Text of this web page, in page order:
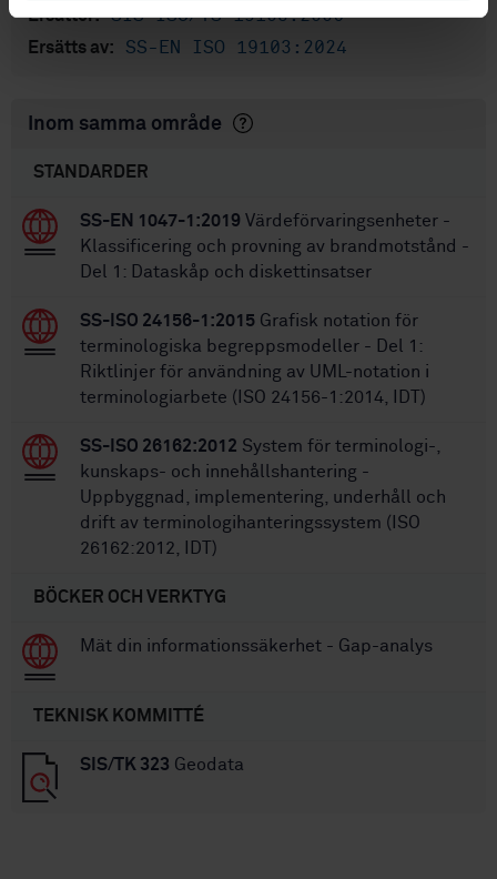
Ersätter: SIS-ISO/TS 19103:2006
Ersätts av: SS-EN ISO 19103:2024
Inom samma område
STANDARDER
SS-EN 1047-1:2019 Värdeförvaringsenheter -
Klassificering och provning av brandmotstånd -
Del 1: Dataskåp och diskettinsatser
SS-ISO 24156-1:2015 Grafisk notation för
terminologiska begreppsmodeller - Del 1:
Riktlinjer för användning av UML-notation i
terminologiarbete (ISO 24156-1:2014, IDT)
SS-ISO 26162:2012 System för terminologi-,
kunskaps- och innehållshantering -
Uppbyggnad, implementering, underhåll och
drift av terminologihanteringssystem (ISO
26162:2012, IDT)
BÖCKER OCH VERKTYG
Mät din informationssäkerhet - Gap-analys
TEKNISK KOMMITTÉ
SIS/TK 323 Geodata